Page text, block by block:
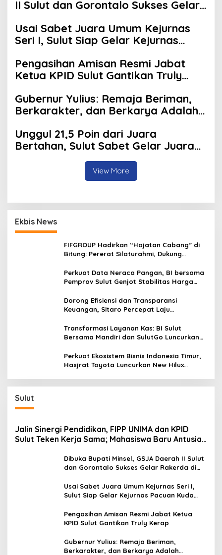
II Sulut dan Gorontalo Sukses Gelar
Usai Sabet Juara Umum Kejurnas
Seri I, Sulut Siap Gelar Kejurnas
Tompaso
Pengasihan Amisan Resmi Jabat
Ketua KPID Sulut Gantikan Truly
Gubernur Yulius: Remaja Beriman,
Berkarakter, dan Berkarya Adalah
Unggul 21,5 Poin dari Juara
Bertahan, Sulut Sabet Gelar Juara
View More
Ekbis News
FIFGROUP Hadirkan “Hajatan Cabang” di
Bitung: Pererat Silaturahmi, Dukung
Promo Khusus
Perkuat Data Neraca Pangan, BI bersama
Pemprov Sulut Genjot Stabilitas Harga
Dorong Efisiensi dan Transparansi
Keuangan, Sitaro Percepat Laju
Transformasi Layanan Kas: BI Sulut
Bersama Mandiri dan SulutGo Luncurkan
Kepulauan
Perkuat Ekosistem Bisnis Indonesia Timur,
Hasjrat Toyota Luncurkan New Hilux
Sulut
Jalin Sinergi Pendidikan, FIPP UNIMA dan KPID
Sulut Teken Kerja Sama; Mahasiswa Baru Antusias
Dibuka Bupati Minsel, GSJA Daerah II Sulut
dan Gorontalo Sukses Gelar Rakerda di
Usai Sabet Juara Umum Kejurnas Seri I,
Sulut Siap Gelar Kejurnas Pacuan Kuda
Pengasihan Amisan Resmi Jabat Ketua
KPID Sulut Gantikan Truly Kerap
Gubernur Yulius: Remaja Beriman,
Berkarakter, dan Berkarya Adalah